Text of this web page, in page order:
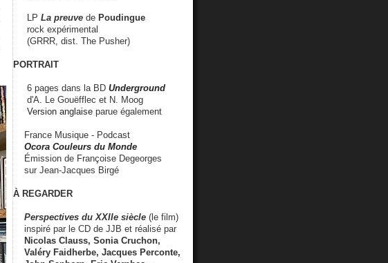
LP La preuve de Poudingue
rock expérimental
(GRRR, dist. The Pusher)
PORTRAIT
6 pages dans la BD Underground
d'A. Le Gouëfflec et N. Moog
Version anglaise parue également
France Musique - Podcast
Ocora Couleurs du Monde
Émission de Françoise Degeorges
sur Jean-Jacques Birgé
À REGARDER
Perspectives du XXIIe siècle (le film)
inspiré par le CD de JJB et réalisé par
Nicolas Clauss, Sonia Cruchon,
Valéry Faidherbe, Jacques Perconte,